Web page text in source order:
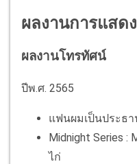
ผลงานการแสดง
ผลงานโทรทัศน์
ปีพ.ศ. 2565
แฟนผมเป็นประธา
Midnight Series :
ไก่